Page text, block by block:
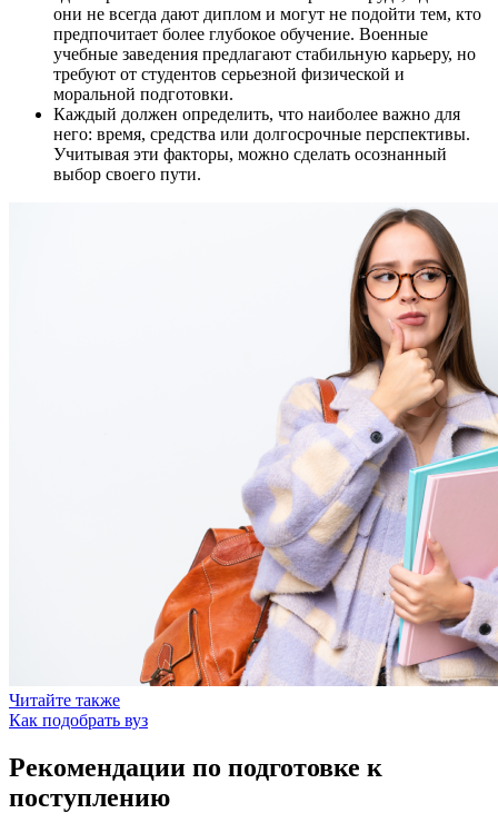
они не всегда дают диплом и могут не подойти тем, кто
предпочитает более глубокое обучение. Военные
учебные заведения предлагают стабильную карьеру, но
требуют от студентов серьезной физической и
моральной подготовки.
Каждый должен определить, что наиболее важно для
него: время, средства или долгосрочные перспективы.
Учитывая эти факторы, можно сделать осознанный
выбор своего пути.
Читайте также
Как подобрать вуз
Рекомендации по подготовке к
поступлению